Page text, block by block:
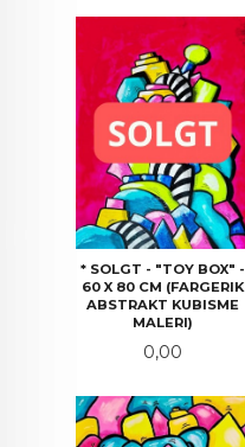
* SOLGT - "TOY BOX" -
60 X 80 CM (FARGERIK
ABSTRAKT KUBISME
MALERI)
Pris
0,00